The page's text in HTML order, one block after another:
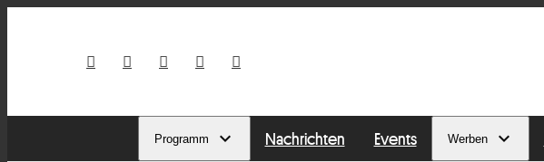
Programm Nachrichten Events Werben